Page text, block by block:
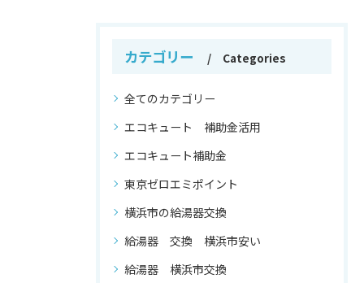
カテゴリー Categories
全てのカテゴリー
エコキュート 補助金活用
エコキュート補助金
東京ゼロエミポイント
横浜市の給湯器交換
給湯器 交換 横浜市安い
給湯器 横浜市交換